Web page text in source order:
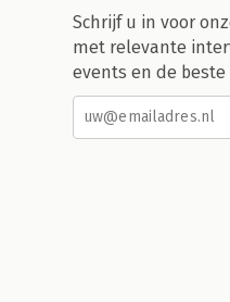
Schrijf u in voor
met relevante
events en de beste